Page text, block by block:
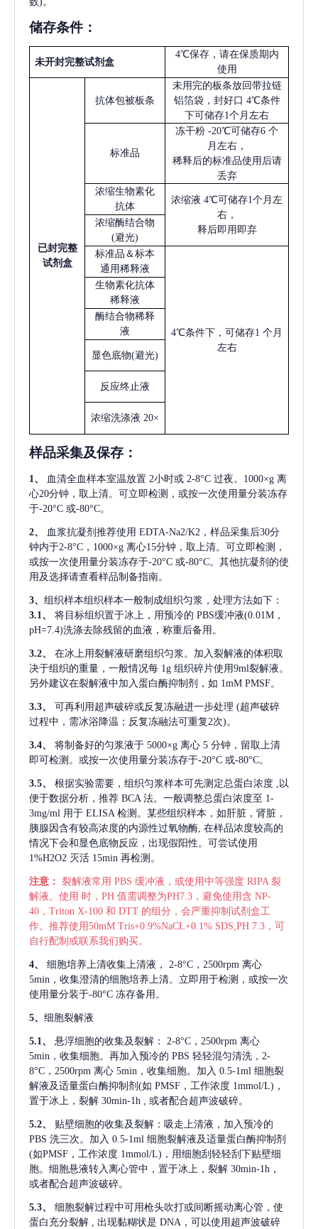
储存条件：
未开封完整试剂盒
4℃保存，请在保质期内
使用
已封完整
试剂盒
抗体包被板条
未用完的板条放回带拉链
铝箔袋，封好口 4℃条件
下可储存1个月左右
标准品
冻干粉 -20℃可储存6 个
月左右，
稀释后的标准品使用后请
丢弃
浓缩生物素化
抗体
浓缩液 4℃可储存1个月左
右，
释后即用即弃
浓缩酶结合物
(避光)
标准品＆标本
通用稀释液
4℃条件下，可储存1 个月
左右
生物素化抗体
稀释液
酶结合物稀释
液
显色底物(避光)
反应终止液
浓缩洗涤液 20×
样品采集及保存 ：
1、 血清全血样本室温放置 2小时或 2-8°C 过夜。1000×g 离
心20分钟，取上清。可立即检测，或按一次使用量分装冻存
于-20°C 或-80°C。
2、 血浆抗凝剂推荐使用 EDTA-Na2/K2，样品采集后30分
钟内于2-8°C，1000×g 离心15分钟，取上清。可立即检测，
或按一次使用量分装冻存于-20°C 或-80°C。其他抗凝剂的使
用及选择请查看样品制备指南。
3、 组织样本组织样本一般制成组织匀浆，处理方法如下：
3.1、
将目标组织置于冰上，用预冷的 PBS缓冲液(0.01M，
pH=7.4)洗涤去除残留的血液，称重后备用。
3.2、
在冰上用裂解液研磨组织匀浆。加入裂解液的体积取
决于组织的重量，一般情况每 1g 组织碎片使用9ml裂解液。
另外建议在裂解液中加入蛋白酶抑制剂，如 1mM PMSF。
3.3、 可再利用超声破碎或反复冻融进一步处理 (超声破碎
过程中，需冰浴降温；反复冻融法可重复2次)。
3.4、 将制备好的匀浆液于 5000×g 离心 5 分钟，留取上清
即可检测。或按一次使用量分装冻存于-20°C 或-80°C。
3.5、 根据实验需要，组织匀浆样本可先测定总蛋白浓度 ,以
便于数据分析，推荐 BCA 法。一般调整总蛋白浓度至 1-
3mg/ml 用于 ELISA 检测。某些组织样本，如肝脏，肾脏，
胰腺因含有较高浓度的内源性过氧物酶, 在样品浓度较高的
情况下会和显色底物反应，出现假阳性。可尝试使用
1%H2O2 灭活 15min 再检测。
注意： 裂解液常用 PBS 缓冲液，或使用中等强度 RIPA 裂
解液。使用 时，PH 值需调整为PH7.3，避免使用含 NP-
40，Triton X-100 和 DTT 的组分，会严重抑制试剂盒工
作。推荐使用50mM Tris+0.9%NaCL+0.1% SDS,PH 7.3，可
自行配制或联系我们购买。
4、 细胞培养上清收集上清液，
2-8°C，2500rpm 离心
5min，收集澄清的细胞培养上清。立即用于检测，或按一次
使用量分装于-80°C 冻存备用。
5、 细胞裂解液
5.1、 悬浮细胞的收集及裂解：
2-8°C，2500rpm 离心
5min，收集细胞。再加入预冷的 PBS 轻轻混匀清洗，2-
8°C，2500rpm 离心 5min，收集细胞。加入 0.5-1ml 细胞裂
解液及适量蛋白酶抑制剂(如 PMSF，工作浓度 1mmol/L)，
置于冰上，裂解 30min-1h , 或者配合超声波破碎。
5.2、
贴壁细胞的收集及裂解：吸走上清液，加入预冷的
PBS 洗三次。加入 0.5-1ml 细胞裂解液及适量蛋白酶抑制剂
(如PMSF，工作浓度 1mmol/L)，用细胞刮轻轻刮下贴壁细
胞。细胞悬液转入离心管中，置于冰上，裂解 30min-1h，
或者配合超声波破碎。
5.3、
细胞裂解过程中可用枪头吹打或间断摇动离心管，使
蛋白充分裂解 , 出现黏糊状是 DNA，可以使用超声波破碎